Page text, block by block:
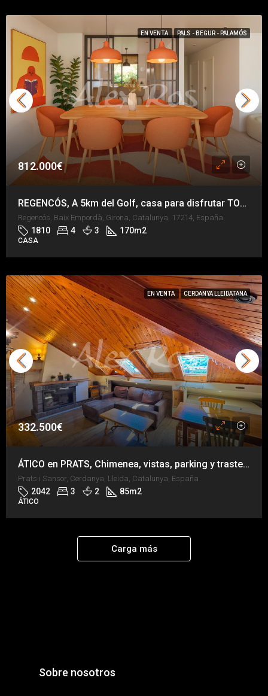
EN VENTA PALS - BEGUR - PALAMÓS
812.000€
REGENCÓS, A 5km del Golf, casa para disfrutar TODO el año
Regencós, Baix Empordà, Girona, Catalunya, 17214, España
1810 4 3 170m2
CASA
EN VENTA CERDANYA LLEIDATANA
332.500€
ÁTICO en PRATS, Chimenea, vistas, parking y trastero
Prats i Sansor, Cerdanya, Lleida, Catalunya, España
2042 3 2 85m2
ÁTICO
Carga más
Sobre nosotros